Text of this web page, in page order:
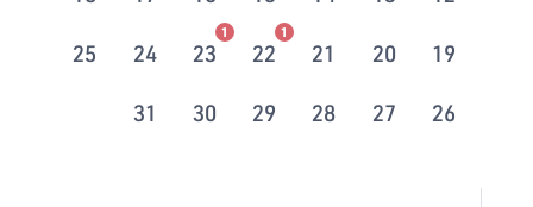
19
20
21
22
1
23
1
24
25
26
27
28
29
30
31